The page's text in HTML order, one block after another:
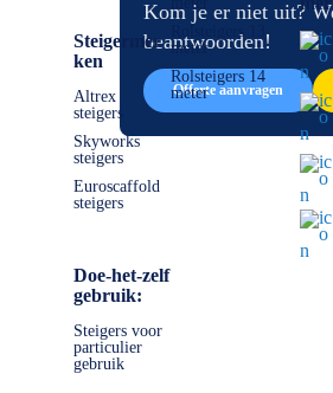
Steigermer
ken
Altrex
steigers
Skyworks
steigers
Euroscaffold
steigers
Doe-het-zelf
gebruik:
Steigers voor
particulier
gebruik
Rolsteigers 13
meter
Rolsteigers 14
meter
gallerij
Kom je er niet uit?
beantwoorden!
Offerte aanvragen